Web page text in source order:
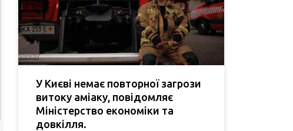
У Києві немає повторної загрози
витоку аміаку, повідомляє
Міністерство економіки та
довкілля.